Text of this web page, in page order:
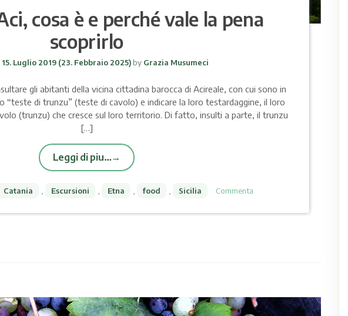
cosa è e perché vale la pena
scoprirlo
15. Luglio 2019(23. Febbraio 2025) byGrazia Musumeci
gli abitanti della vicina cittadina barocca di Acireale, con cui sono in
“teste di trunzu” (teste di cavolo) e indicare la loro testardaggine, il loro
(trunzu) che cresce sul loro territorio. Di fatto, insulti a parte, il trunzu
[…]
Leggi di piu…
Catania Escursioni Etna food Sicilia Commenta